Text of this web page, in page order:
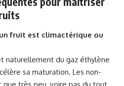
fruit est climactérique ou
naturellement du gaz éthylène
sa maturation. Les non-
très peu, voire pas du tout,